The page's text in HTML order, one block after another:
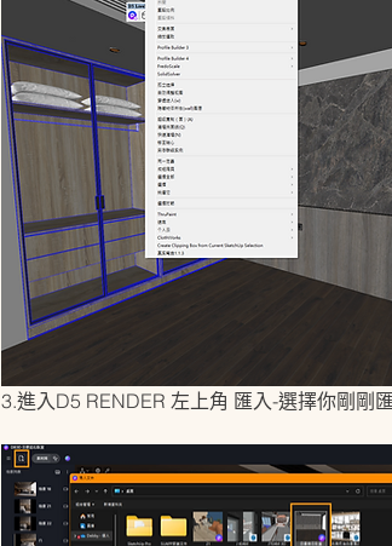
3.進入D5 RENDER 左上角 匯入-選擇你剛剛